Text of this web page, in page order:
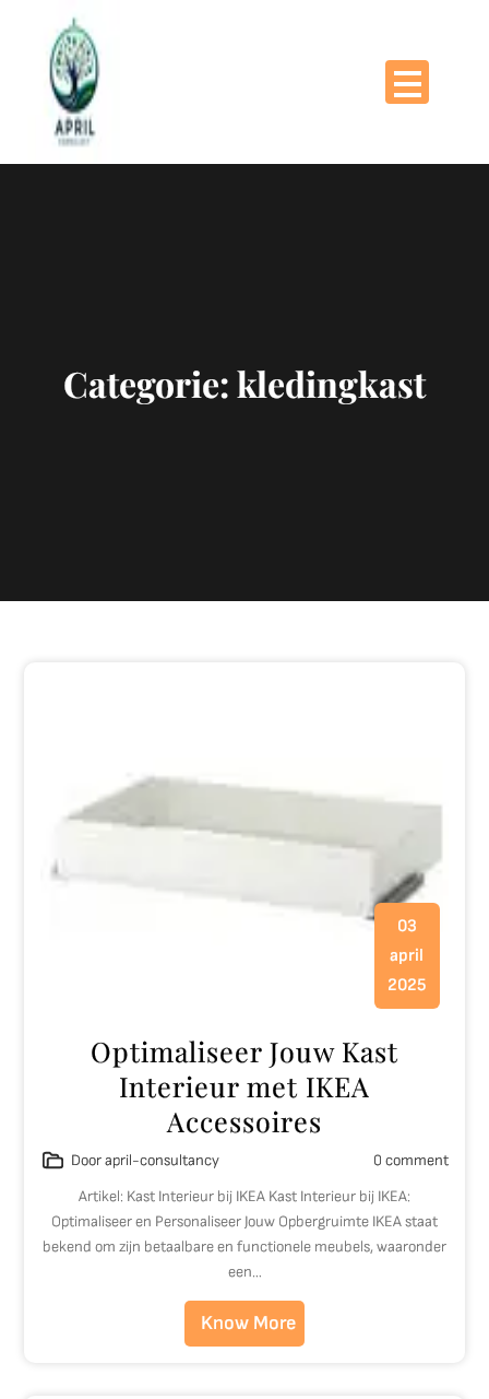
Categorie:kledingkast
03
april
2025
Optimaliseer Jouw Kast
Interieur met IKEA
Accessoires
Door april-consultancy
0 comment
Artikel: Kast Interieur bij IKEA Kast Interieur bij IKEA:
Optimaliseer en Personaliseer Jouw Opbergruimte IKEA staat
bekend om zijn betaalbare en functionele meubels, waaronder
een…
Know More